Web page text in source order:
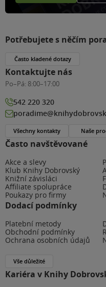
Často navštěvované
Akce a slevy
Klub Knihy Dobrovský
Knižní závisláci
Affiliate spolupráce
Poukazy pro firmy
Dodací podmínky
Platební metody
Obchodní podmínky
Ochrana osobních údajů
Vše důležité
Kariéra v Knihy
Potřebujete s něčím
Často kladené dotazy
Kontaktujte nás
Po–Pá: 8:00–17:00
542 220 320
Všechny kontakty Naše